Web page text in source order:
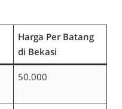
Harga Per Batang
di Bekasi
50.000